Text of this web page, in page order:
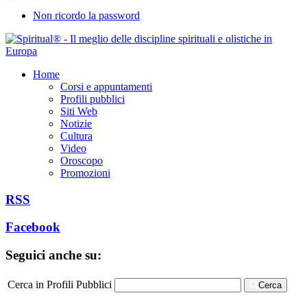
Non ricordo la password
Home
Corsi e appuntamenti
Profili pubblici
Siti Web
Notizie
Cultura
Video
Oroscopo
Promozioni
RSS
Facebook
Seguici anche su:
Cerca in Profili Pubblici Cerca